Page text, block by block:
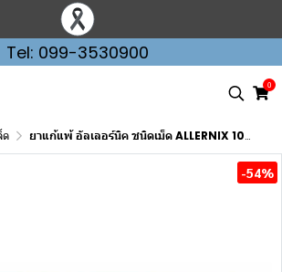
Tel: 099-3530900
0
ด ยาแก้แพ้ อัลเลอร์นิค ชนิดเม็ด ALLERNIX 10MG.
-54%